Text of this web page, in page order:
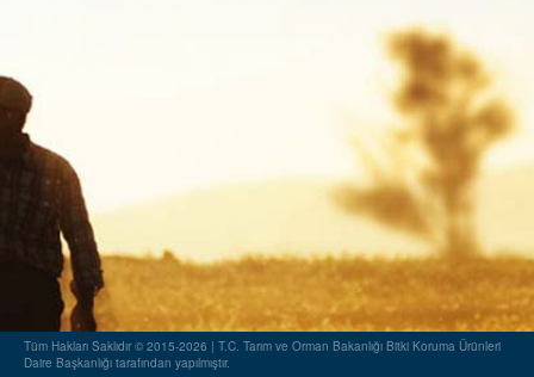
Tüm Hakları Saklıdır © 2015-2026 | T.C. Tarım ve Orman Bakanlığı Bitki Koruma Ürünleri
Daire Başkanlığı tarafından yapılmıştır.